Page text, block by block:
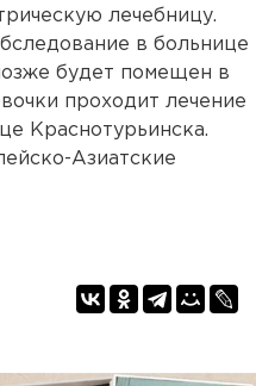
лечебницу.
в больнице
будет помещен в
проходит лечение
Краснотурьинска.
Азиатские